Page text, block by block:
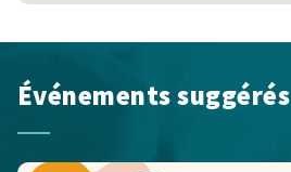
Événements suggérés